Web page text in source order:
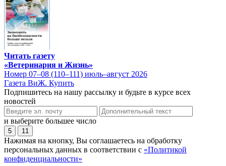
Читать газету
«Ветеринария и Жизнь»
Номер 07–08 (110–111) июль–август 2026
Газета ВиЖ. Купить
Подпишитесь на нашу рассылку и будьте в курсе всех
новостей
и выберите большее число
5 11
Нажимая на кнопку, Вы соглашаетесь на обработку
персональных данных в соответствии с «Политикой
конфиденциальности»